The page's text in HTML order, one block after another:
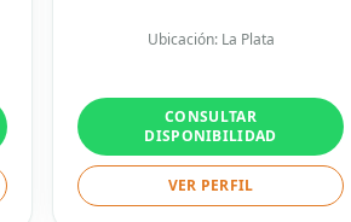
Ubicación: La Plata
CONSULTAR
DISPONIBILIDAD
VER PERFIL